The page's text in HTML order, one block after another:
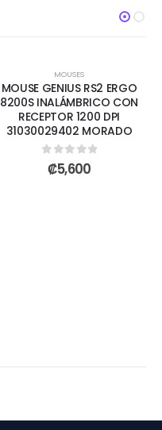
MOUSES
MOUSE GENIUS RS2 ERGO
8200S INALÁMBRICO CON
RECEPTOR 1200 DPI
31030029402 MORADO
out of 5
₡5,600